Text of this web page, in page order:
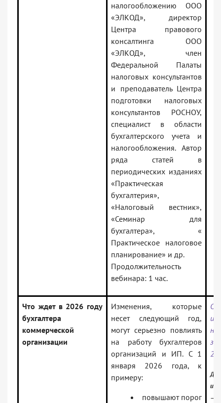
налогообложению ООО
«ЭЛКОД», директор
Центра правового
консалтинга ООО
«ЭЛКОД», член
Федеральной Палаты
налоговых консультантов
и преподаватель Центра
подготовки налоговых
консультантов РОСНОУ,
специалист в области
бухгалтерского учета и
налогообложения. Автор
ряда статей в
периодических изданиях
«Практическая
бухгалтерия»,
«Налоговый вестник»,
«Семинар для
бухгалтера», «
Практическое налоговое
планирование» и др.
Продолжительность
вебинара: 1 час.
Что ждет в 2026 году
бухгалтера
коммерческой
организации
Изменения, которые
несет следующий год,
могут серьезно повлиять
на работу бухгалтеров
организаций и ИП. С 1
января 2026 года, к
примеру:
повышают порог
—